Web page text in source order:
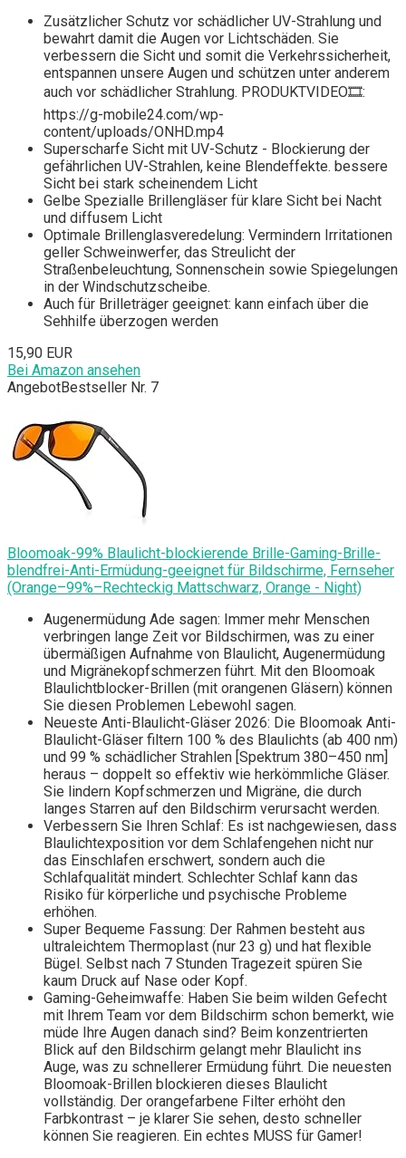
Zusätzlicher Schutz vor schädlicher UV-Strahlung und
bewahrt damit die Augen vor Lichtschäden. Sie
verbessern die Sicht und somit die Verkehrssicherheit,
entspannen unsere Augen und schützen unter anderem
auch vor schädlicher Strahlung. PRODUKTVIDEO🎞️:
https://g-mobile24.com/wp-
content/uploads/ONHD.mp4
Superscharfe Sicht mit UV-Schutz - Blockierung der
gefährlichen UV-Strahlen, keine Blendeffekte. bessere
Sicht bei stark scheinendem Licht
Gelbe Spezialle Brillengläser für klare Sicht bei Nacht
und diffusem Licht
Optimale Brillenglasveredelung: Vermindern Irritationen
geller Schweinwerfer, das Streulicht der
Straßenbeleuchtung, Sonnenschein sowie Spiegelungen
in der Windschutzscheibe.
Auch für Brilleträger geeignet: kann einfach über die
Sehhilfe überzogen werden
15,90 EUR
Bei Amazon ansehen
AngebotBestseller Nr. 7
Bloomoak-99% Blaulicht-blockierende Brille-Gaming-Brille-
blendfrei-Anti-Ermüdung-geeignet für Bildschirme, Fernseher
(Orange–99%–Rechteckig Mattschwarz, Orange - Night)
Augenermüdung Ade sagen: Immer mehr Menschen
verbringen lange Zeit vor Bildschirmen, was zu einer
übermäßigen Aufnahme von Blaulicht, Augenermüdung
und Migränekopfschmerzen führt. Mit den Bloomoak
Blaulichtblocker-Brillen (mit orangenen Gläsern) können
Sie diesen Problemen Lebewohl sagen.
Neueste Anti-Blaulicht-Gläser 2026: Die Bloomoak Anti-
Blaulicht-Gläser filtern 100 % des Blaulichts (ab 400 nm)
und 99 % schädlicher Strahlen [Spektrum 380–450 nm]
heraus – doppelt so effektiv wie herkömmliche Gläser.
Sie lindern Kopfschmerzen und Migräne, die durch
langes Starren auf den Bildschirm verursacht werden.
Verbessern Sie Ihren Schlaf: Es ist nachgewiesen, dass
Blaulichtexposition vor dem Schlafengehen nicht nur
das Einschlafen erschwert, sondern auch die
Schlafqualität mindert. Schlechter Schlaf kann das
Risiko für körperliche und psychische Probleme
erhöhen.
Super Bequeme Fassung: Der Rahmen besteht aus
ultraleichtem Thermoplast (nur 23 g) und hat flexible
Bügel. Selbst nach 7 Stunden Tragezeit spüren Sie
kaum Druck auf Nase oder Kopf.
Gaming-Geheimwaffe: Haben Sie beim wilden Gefecht
mit Ihrem Team vor dem Bildschirm schon bemerkt, wie
müde Ihre Augen danach sind? Beim konzentrierten
Blick auf den Bildschirm gelangt mehr Blaulicht ins
Auge, was zu schnellerer Ermüdung führt. Die neuesten
Bloomoak-Brillen blockieren dieses Blaulicht
vollständig. Der orangefarbene Filter erhöht den
Farbkontrast – je klarer Sie sehen, desto schneller
können Sie reagieren. Ein echtes MUSS für Gamer!